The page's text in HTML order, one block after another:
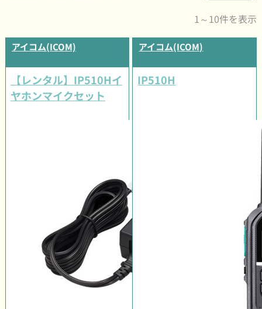
1～10件を表示
アイコム(ICOM)
【レンタル】IP510Hイ
ヤホンマイクセット
アイコム(ICOM)
IP510H